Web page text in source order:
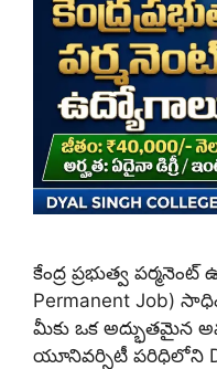
కేంద్ర ప్రభుత్వ
Permanent Job)
మీకు ఒక అద్భుతమైన
యూనివర్సిటీ పరిధిలోని